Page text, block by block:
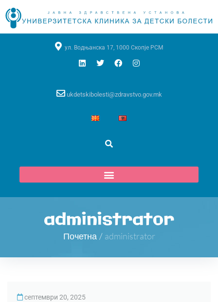
ул. Водњанска 17, 1000 Скопје РСМ
ukdetskibolesti@zdravstvo.gov.mk
administrator
Почетна / administrator
септември 20, 2025